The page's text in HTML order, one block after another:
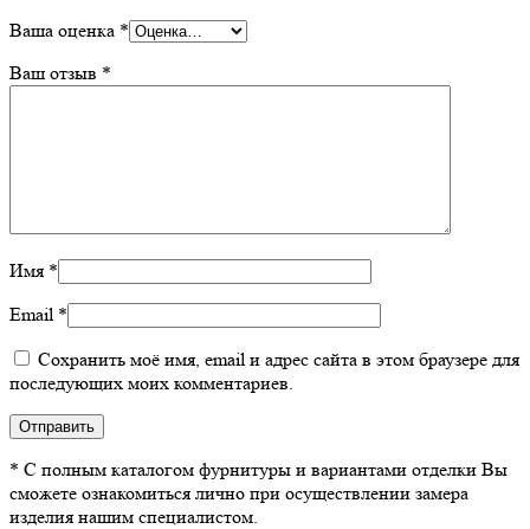
Ваша оценка *
Ваш отзыв *
Имя *
Email *
Сохранить моё имя, email и адрес сайта в этом браузере для
последующих моих комментариев.
* С полным каталогом фурнитуры и вариантами отделки Вы
сможете ознакомиться лично при осуществлении замера
изделия нашим специалистом.